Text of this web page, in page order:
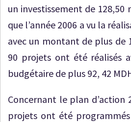
un investissement de
que l’année 2006 a vu la
avec un montant de plus de
90 projets ont été réalisés
budgétaire de plus 92, 42
Concernant le plan d’action
projets ont été